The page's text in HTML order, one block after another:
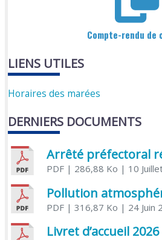
Compte-rendu de
LIENS UTILES
Horaires des marées
DERNIERS DOCUMENTS
PDF| 286,88 Ko | 10
Pollution
PDF| 316,87 Ko | 24 Juin
Livret d’accueil 2026